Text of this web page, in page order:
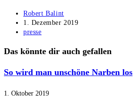
Beitrags-
Autor:
Robert Balint
Beitrag
veröffentlicht:
1. Dezember 2019
Beitrags-
presse
Das könnte dir auch gefallen
So wird man unschöne Narben los
1. Oktober 2019